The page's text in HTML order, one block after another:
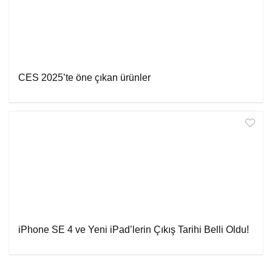
CES 2025’te öne çıkan ürünler
iPhone SE 4 ve Yeni iPad’lerin Çıkış Tarihi Belli Oldu!